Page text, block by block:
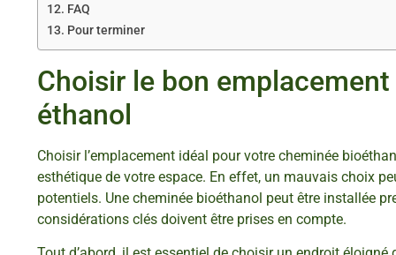
FAQ
Pour terminer
Choisir le bon
éthanol
Choisir l’emplacement idéal pour votre cheminée
esthétique de votre espace. En effet, un mauvais choix
potentiels. Une cheminée bioéthanol peut être installée
considérations clés doivent être prises en compte.